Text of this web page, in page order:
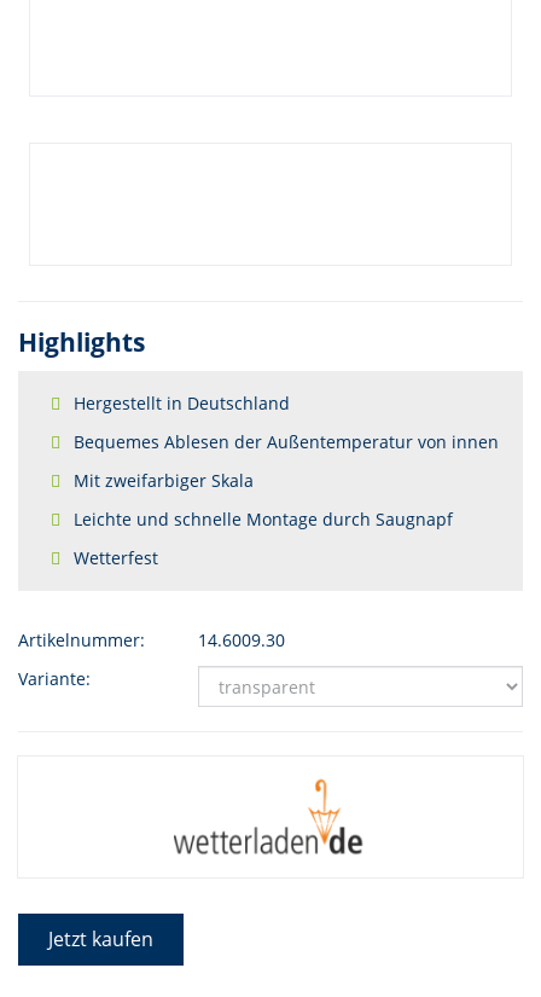
Highlights
Hergestellt in Deutschland
Bequemes Ablesen der Außentemperatur von innen
Mit zweifarbiger Skala
Leichte und schnelle Montage durch Saugnapf
Wetterfest
Artikelnummer:
14.6009.30
Variante:
Jetzt kaufen